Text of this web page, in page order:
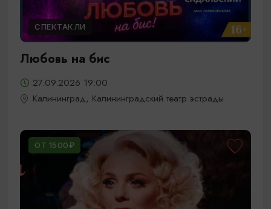
СПЕКТАКЛИ
Любовь на бис
27.09.2026 19:00
Калининград, Калининградский театр эстрады
ОТ 1500₽